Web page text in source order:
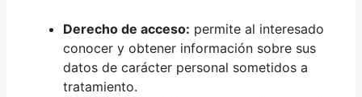
Derecho de acceso: permite al interesado
conocer y obtener información sobre sus
datos de carácter personal sometidos a
tratamiento.